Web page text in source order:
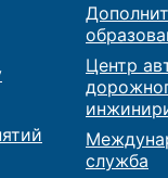
Центр
служба